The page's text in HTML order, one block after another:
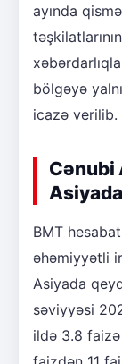
ayında
bölgəyə
icazə verilib.
Cənubi
BMT
əhəmiyyətli
Asiyada
səviyyəsi
ildə 3.8